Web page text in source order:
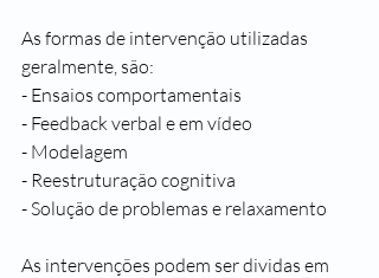
As formas de intervenção utilizadas
geralmente, são:
- Ensaios comportamentais
- Feedback verbal e em vídeo
- Modelagem
- Reestruturação cognitiva
- Solução de problemas e relaxamento
As intervenções podem ser dividas em